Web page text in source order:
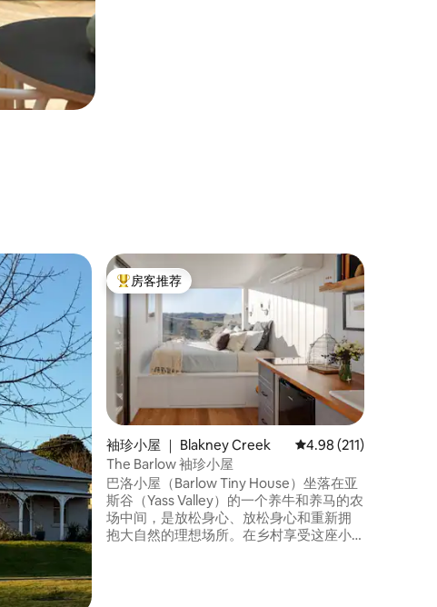
热门「房客推荐」
房客推荐
袖珍小屋 ｜ Blakney Creek 平均评分 4.98 分（满
4.98 (211)
The Barlow 袖珍小屋
巴洛小屋（Barlow Tiny House）坐落在亚
斯谷（Yass Valley）的一个养牛和养马的农
场中间，是放松身心、放松身心和重新拥
抱大自然的理想场所。在乡村享受这座小